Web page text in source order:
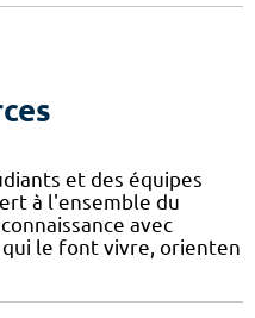
et des équipes
à l'ensemble du
avec
le font vivre, orienten